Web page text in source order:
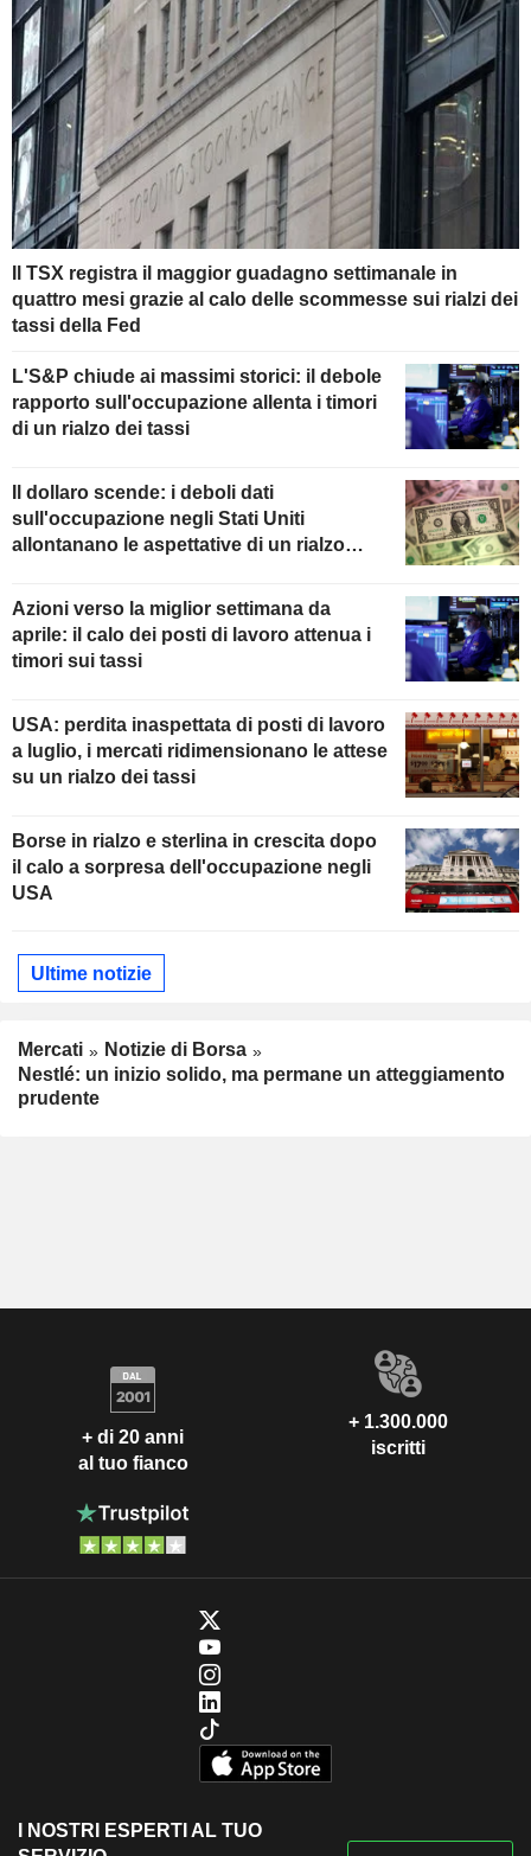
Il TSX registra il maggior guadagno settimanale in
quattro mesi grazie al calo delle scommesse sui rialzi dei
tassi della Fed
L'S&P chiude ai massimi storici: il debole
rapporto sull'occupazione allenta i timori
di un rialzo dei tassi
Il dollaro scende: i deboli dati
sull'occupazione negli Stati Uniti
allontanano le aspettative di un rialzo
Azioni verso la miglior settimana da
aprile: il calo dei posti di lavoro attenua i
timori sui tassi
USA: perdita inaspettata di posti di lavoro
a luglio, i mercati ridimensionano le attese
su un rialzo dei tassi
Borse in rialzo e sterlina in crescita dopo
il calo a sorpresa dell'occupazione negli
USA
Ultime notizie
Mercati
Notizie di Borsa
Nestlé: un inizio solido, ma permane un atteggiamento
prudente
+ di 20 anni
al tuo fianco
+ 1.300.000
iscritti
I NOSTRI ESPERTI AL TUO